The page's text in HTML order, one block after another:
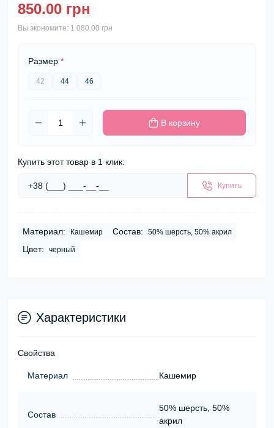
850.00 грн
Вы экономите: 1 080.00 грн
Размер *
42 44 46
В корзину
Купить этот товар в 1 клик:
Купить
Материал: Кашемир Состав: 50% шерсть, 50% акрил
Цвет: черный
Характеристики
Свойства
Материал Кашемир
Состав
50% шерсть, 50%
акрил